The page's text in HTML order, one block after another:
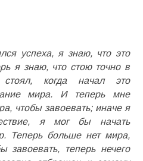
успеха, я знаю, что это
я знаю, что стою точно в
когда начал это
мира. И теперь мне
чтобы завоевать; иначе я
я мог бы начать
Теперь больше нет мира,
теперь нечего